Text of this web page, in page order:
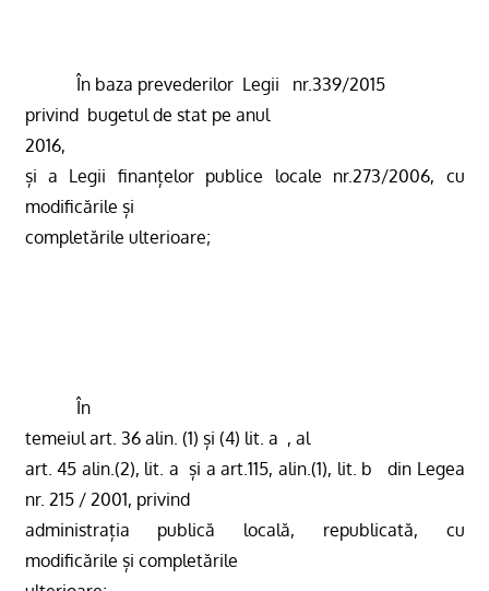
În baza prevederilor Legii
nr.339/2015
privind bugetul de stat pe anul
2016,
și a Legii finanțelor publice locale nr.273/2006, cu
modificările și
completările ulterioare;
În
temeiul art. 36 alin. (1) și (4) lit. a  , al
art. 45 alin.(2), lit. a  și a art.115, alin.(1), lit. b 
din Legea
nr. 215 / 2001, privind
administrația publică locală, republicată, cu
modificările și completările